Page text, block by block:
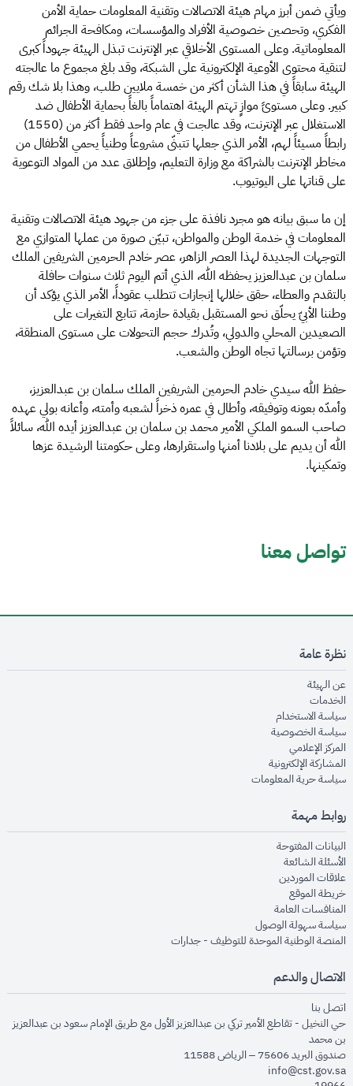
ويأتي ضمن أبرز مهام هيئة الاتصالات وتقنية المعلومات حماية الأمن
الفكري، وتحصين خصوصية الأفراد والمؤسسات، ومكافحة الجرائم
المعلوماتية. وعلى المستوى الأخلاقي عبر الإنترنت تبذل الهيئة جهوداً كبرى
لتنقية محتوى الأوعية الإلكترونية على الشبكة، وقد بلغ مجموع ما عالجته
الهيئة سابقاً في هذا الشأن أكثر من خمسة ملايين طلب، وهذا بلا شك رقم
كبير. وعلى مستوىً موازٍ تهتم الهيئة اهتماماً بالغاً بحماية الأطفال ضد
الاستغلال عبر الإنترنت، وقد عالجت في عام واحد فقط أكثر من (1550)
رابطاً مسيئاً لهم، الأمر الذي جعلها تتبنّى مشروعاً وطنياً يحمي الأطفال من
مخاطر الإنترنت بالشراكة مع وزارة التعليم، وإطلاق عدد من المواد التوعوية
على قناتها على اليوتيوب.
إن ما سبق بيانه هو مجرد نافذة على جزء من جهود هيئة الاتصالات وتقنية
المعلومات في خدمة الوطن والمواطن، تبيّن صورة من عملها المتوازي مع
التوجهات الجديدة لهذا العصر الزاهر، عصر خادم الحرمين الشريفين الملك
سلمان بن عبدالعزيز يحفظه الله، الذي أتم اليوم ثلاث سنوات حافلة
بالتقدم والعطاء، حقق خلالها إنجازات تتطلب عقوداً، الأمر الذي يؤكد أن
وطننا الأبيّ يحلّق نحو المستقبل بقيادة حازمة، تتابع التغيرات على
الصعيدين المحلي والدولي، وتُدرك حجم التحولات على مستوى المنطقة،
وتؤمن برسالتها تجاه الوطن والشعب.
حفظ الله سيدي خادم الحرمين الشريفين الملك سلمان بن عبدالعزيز،
وأمدّه بعونه وتوفيقه، وأطال في عمره ذخراً لشعبه وأمته، وأعانه بولي عهده
صاحب السمو الملكي الأمير محمد بن سلمان بن عبدالعزيز أيده الله، سائلاً
الله أن يديم على بلادنا أمنها واستقرارها، وعلى حكومتنا الرشيدة عزها
وتمكينها.
تواصل معنا
نظرة عامة
عن الهيئةopens in new window
الخدماتopens in new window
سياسة الاستخدام
سياسة الخصوصيةopens in new window
المركز الإعلاميopens in new window
المشاركة الإلكترونيةopens in new window
سياسة حرية المعلوماتopens in new window
روابط مهمة
البيانات المفتوحةopens in new window
الأسئلة الشائعةopens in new window
علاقات الموردينopens in new window
خريطة الموقعopens in new window
المنافسات العامةopens in new window
سياسة سهولة الوصولopens in new window
المنصة الوطنية الموحدة للتوظيف - جداراتopens in new window
الاتصال والدعم
اتصل بنا
حي النخيل - تقاطع الأمير تركي بن عبدالعزيز الأول مع طريق الإمام سعود بن عبدالعزيز
بن محمد
صندوق البريد 75606 – الرياض 11588
info@cst.gov.sa